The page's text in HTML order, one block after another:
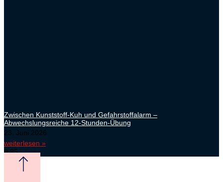
Zwischen Kunststoff-Kuh und Gefahrstoffalarm –
Abwechslungsreiche 12-Stunden-Übung
23. Juni 2026
weiterlesen »